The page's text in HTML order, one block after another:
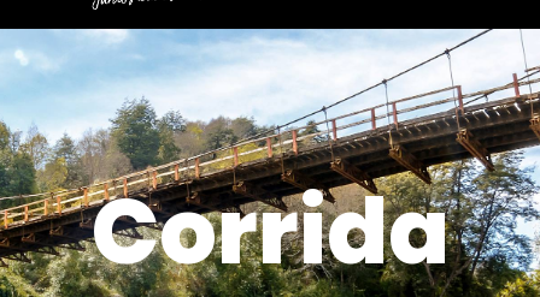
Corrida